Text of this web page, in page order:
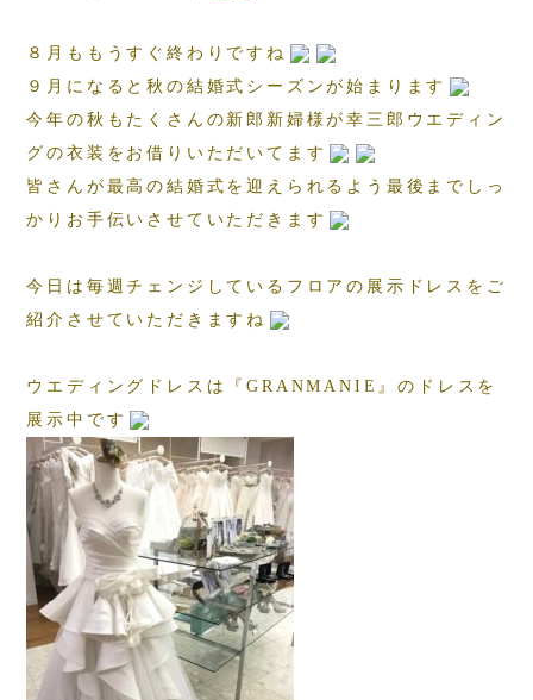
８月ももうすぐ終わりですね
９月になると秋の結婚式シーズンが始まります
今年の秋もたくさんの新郎新婦様が幸三郎ウエディン
グの衣装をお借りいただいてます
皆さんが最高の結婚式を迎えられるよう最後までしっ
かりお手伝いさせていただきます
今日は毎週チェンジしているフロアの展示ドレスをご
紹介させていただきますね
ウエディングドレスは『GRANMANIE』のドレスを
展示中です